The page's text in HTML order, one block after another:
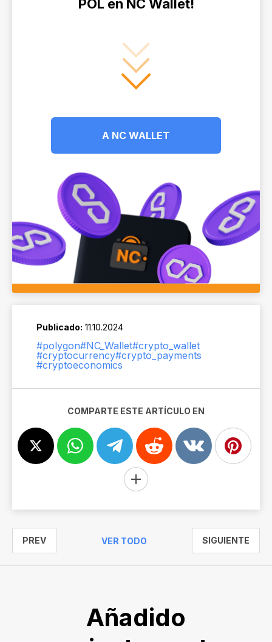
POL en NC Wallet!
A NC WALLET
Publicado: 11.10.2024
#polygon#NC_Wallet#crypto_wallet
#cryptocurrency#crypto_payments
#cryptoeconomics
COMPARTE ESTE ARTÍCULO EN
PREV VER TODO SIGUIENTE
Añadido